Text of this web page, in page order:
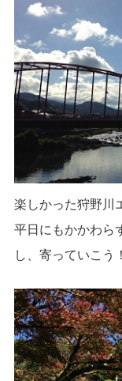
楽しかった狩野川
平日にもかかわら
し、寄っていこう！